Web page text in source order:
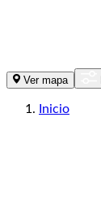
Ver mapa
Inicio